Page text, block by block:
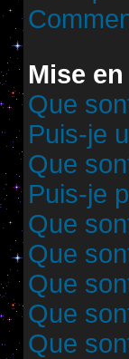
Mise
Que
Puis-je
Que
Puis-je
Que
Que
Que
Que
Que